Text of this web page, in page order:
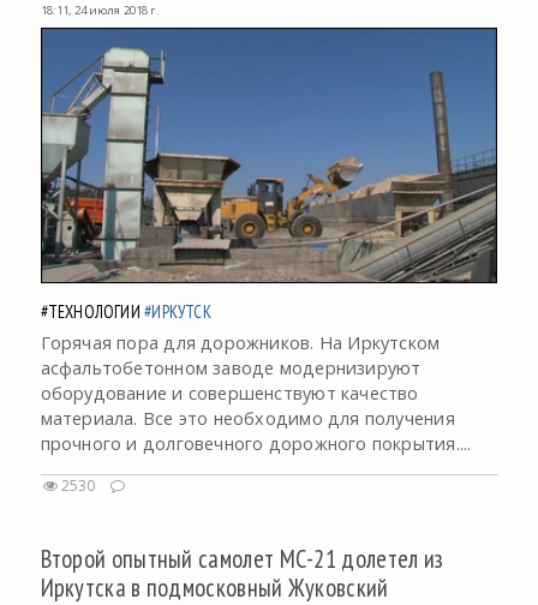
18:11, 24 июля 2018 г.
#ТЕХНОЛОГИИ #ИРКУТСК
Горячая пора для дорожников. На Иркутском
асфальтобетонном заводе модернизируют
оборудование и совершенствуют качество
материала. Все это необходимо для получения
прочного и долговечного дорожного покрытия....
2530
Второй опытный самолет МС-21 долетел из
Иркутска в подмосковный Жуковский